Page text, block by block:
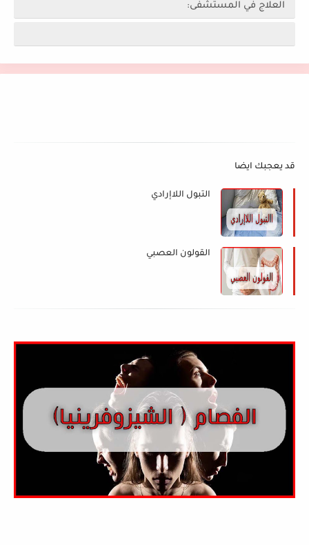
العلاج في المستشفى:
قد يعجبك ايضا
التبول اللاإرادي
القولون العصبي